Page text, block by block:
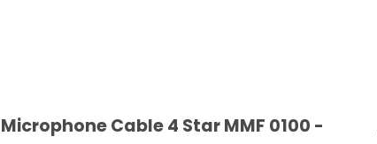
Microphone Cable 4 Star MMF 0100 -